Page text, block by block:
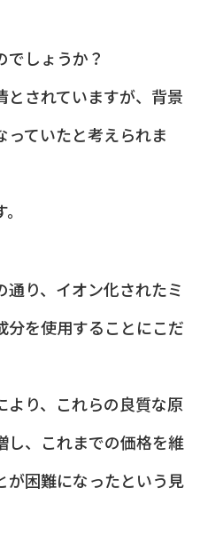
でしょうか？
とされていますが、背景
っていたと考えられま
り、イオン化されたミ
分を使用することにこだ
より、これらの良質な原
し、これまでの価格を維
が困難になったという見